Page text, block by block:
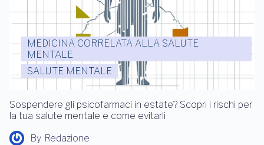
MEDICINA CORRELATA ALLA SALUTE
MENTALE
SALUTE MENTALE
Sospendere gli psicofarmaci in estate? Scopri i rischi per
la tua salute mentale e come evitarli
By Redazione